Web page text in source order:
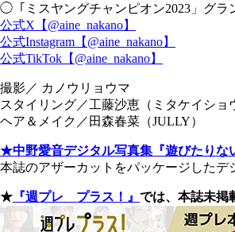
◯「ミスヤングチャンピオン2023」グラ
公式X【@aine_nakano】
公式Instagram【@aine_nakano】
公式TikTok【@aine_nakano】
撮影／ カノウリョウマ
スタイリング／工藤沙恵（ミタケイショ
ヘア＆メイク／田森春菜（JULLY）
★中野愛音デジタル写真集『遊びたりな
本誌のアザーカットをパッケージした
★ 『週プレ プラス！』 では、本誌未掲